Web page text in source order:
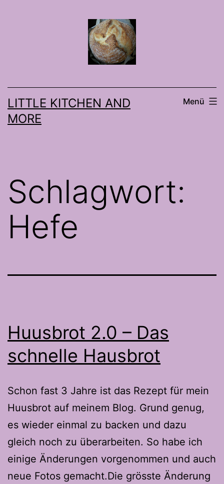
LITTLE KITCHEN AND
MORE
Menü
Schlagwort:
Hefe
Huusbrot 2.0 – Das
schnelle Hausbrot
Schon fast 3 Jahre ist das Rezept für mein
Huusbrot auf meinem Blog. Grund genug,
es wieder einmal zu backen und dazu
gleich noch zu überarbeiten. So habe ich
einige Änderungen vorgenommen und auch
neue Fotos gemacht.Die grösste Änderung